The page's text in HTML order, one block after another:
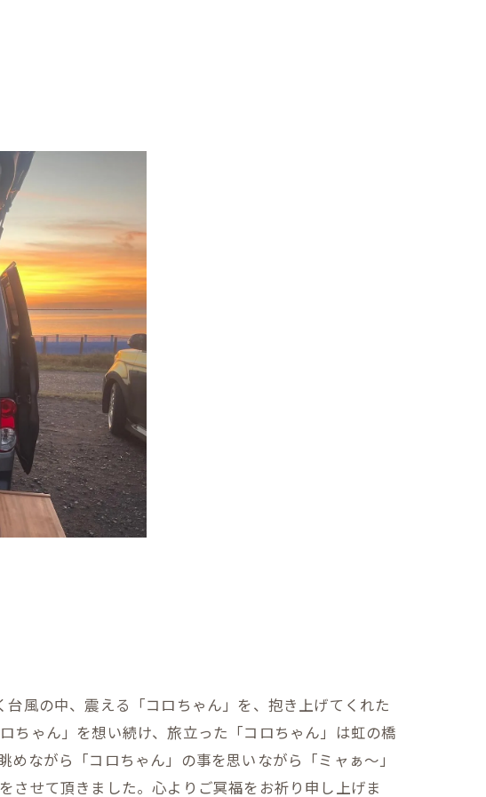
風の中、震える「コロちゃん」を、抱き上げてくれた
ちゃん」を想い続け、旅立った「コロちゃん」は虹の橋
ながら「コロちゃん」の事を思いながら「ミャぁ〜」
させて頂きました。心よりご冥福をお祈り申し上げま